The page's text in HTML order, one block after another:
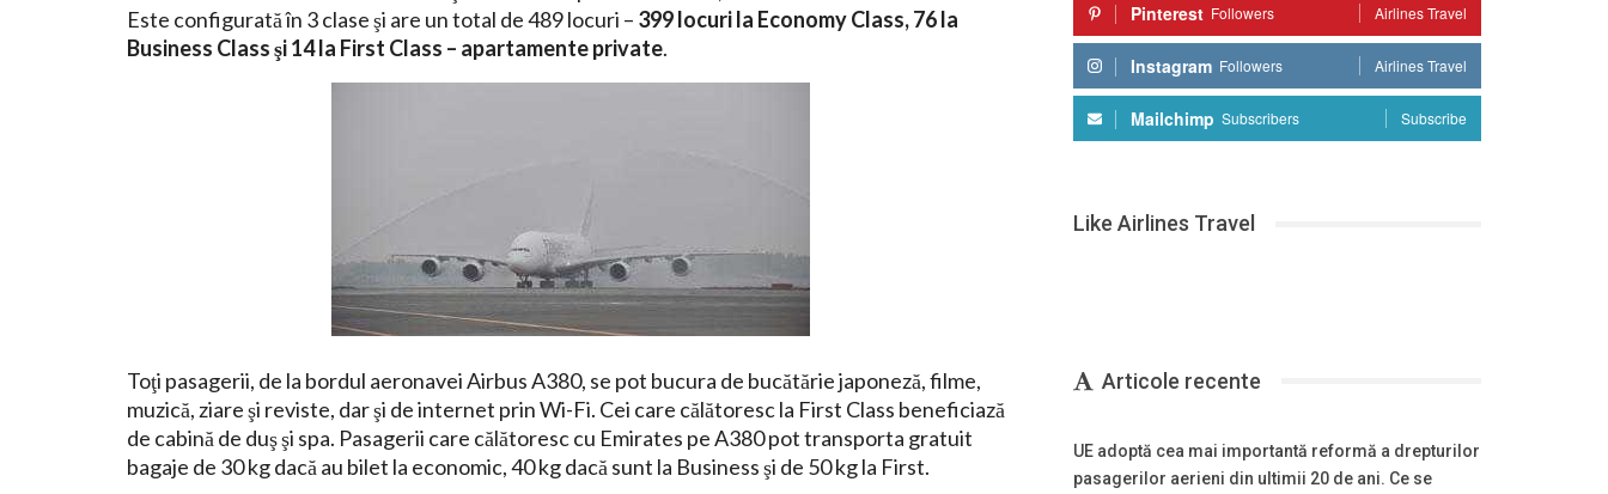
Este configurată în 3 clase şi are un total de 489 locuri – 399 locuri la Economy Class, 76 la
Business Class şi 14 la First Class – apartamente private.
Toţi pasagerii, de la bordul aeronavei Airbus A380, se pot bucura de bucătărie japoneză, filme,
muzică, ziare şi reviste, dar şi de internet prin Wi-Fi. Cei care călătoresc la First Class beneficiază
de cabină de duş şi spa. Pasagerii care călătoresc cu Emirates pe A380 pot transporta gratuit
bagaje de 30 kg dacă au bilet la economic, 40 kg dacă sunt la Business şi de 50 kg la First.
Pinterest Followers Airlines Travel
Instagram Followers Airlines Travel
Mailchimp Subscribers Subscribe
Like Airlines Travel
Articole recente
UE adoptă cea mai importantă reformă a drepturilor
pasagerilor aerieni din ultimii 20 de ani. Ce se